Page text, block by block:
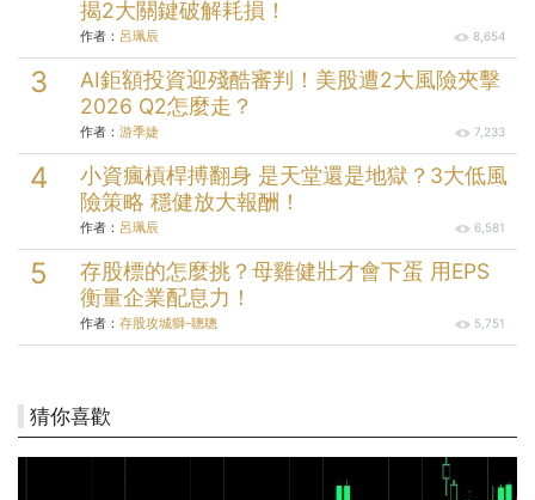
揭2大關鍵破解耗損！
作者： 呂珮辰 8,654
AI鉅額投資迎殘酷審判！美股遭2大風險夾擊
2026 Q2怎麼走？
作者： 游季婕 7,233
小資瘋槓桿搏翻身 是天堂還是地獄？3大低風
險策略 穩健放大報酬！
作者： 呂珮辰 6,581
存股標的怎麼挑？母雞健壯才會下蛋 用EPS
衡量企業配息力！
作者： 存股攻城獅-聰聰 5,751
猜你喜歡